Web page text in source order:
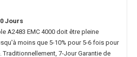
Jours
A2483 EMC 4000 doit être pleine
moins que 5-10% pour 5-6 fois pour
Traditionnellement, 7-Jour Garantie de